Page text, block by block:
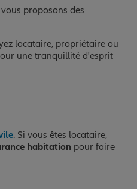
proposons des
locataire, propriétaire ou
une tranquillité d'esprit
. Si vous êtes locataire,
habitation pour faire